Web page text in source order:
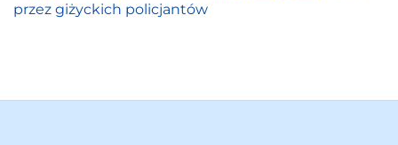
przez giżyckich policjantów